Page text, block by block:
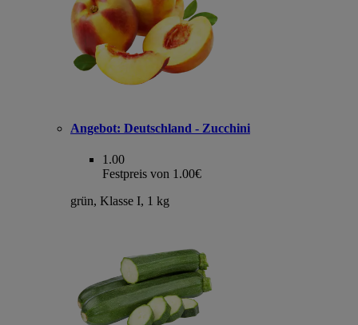
Angebot: Deutschland - Zucchini
1.00
Festpreis von 1.00€
grün, Klasse I, 1 kg